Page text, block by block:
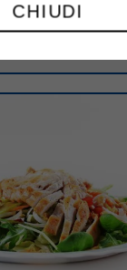
allo Zafferano
CHIUDI